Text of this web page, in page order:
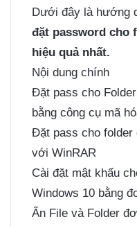
Dưới đây là hướng
đặt password cho
hiệu quả nhất.
Nội dung chính
Đặt pass cho
bằng công cụ mã
Đặt pass cho folder
với WinRAR
Cài đặt mật khẩu
Windows 10 bằng
Ẩn File và Folder